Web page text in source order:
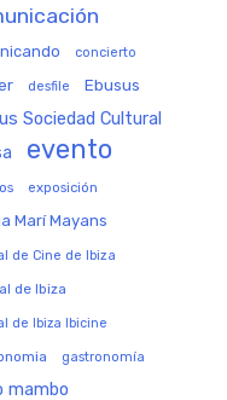
concierto
desfile Ebusus
Sociedad Cultural
evento
exposición
Marí Mayans
de Cine de Ibiza
de Ibiza
de Ibiza Ibicine
gastronomía
mambo